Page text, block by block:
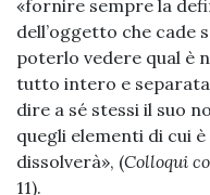
«fornire sempre la
dell’oggetto che cade
poterlo vedere qual è
tutto intero e
dire a sé stessi il suo
quegli elementi di cui
dissolverà», (Colloqui
11).